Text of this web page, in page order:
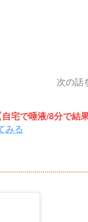
次の話
宅で唾液/8分で結
みる